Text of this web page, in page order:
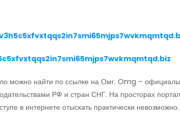
можно найти по ссылке на Омг. Omg –
РФ и стран СНГ. На просторах
в интернете отыскать практически невозможно.